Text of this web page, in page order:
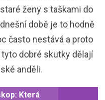
ženy s taškami do
době je to hodně
často nestává a proto
dobré skutky dělají
anděli.
Která